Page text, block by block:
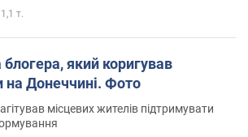
1,1 т.
який коригував
на Донеччині. Фото
місцевих жителів підтримувати